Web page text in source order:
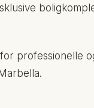
professionelle